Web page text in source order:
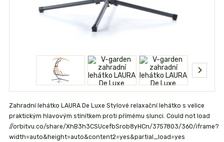
Zahradní lehátko LAURA De Luxe Stylové relaxační lehátko s velice
praktickým hlavovým stínítkem proti přímému slunci. Could not load
//orbitvu.co/share/XhB3h3CSUcefbSrob8yHCn/3757803/360/iframe?
width=auto&height=auto&content2=yes&partial_load=yes